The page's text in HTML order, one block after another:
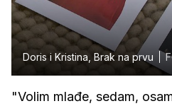
Doris i Kristina, Brak na prvu
"Volim mlađe, sedam,